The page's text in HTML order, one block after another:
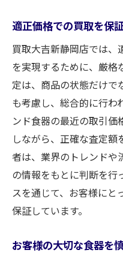
適正価格での買取を保
買取大吉新静岡店では
を実現するために、厳格
定は、商品の状態だけで
も考慮し、総合的に行わ
ンド食器の最近の取引価
しながら、正確な査定額
者は、業界のトレンドや
の情報をもとに判断を行
スを通じて、お客様にと
保証しています。
お客様の大切な食器を